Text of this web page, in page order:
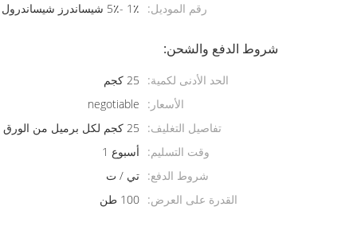
رقم الموديل:
1٪ -5٪ شيساندرز شيساندرول أ شيساندرول ب
شروط الدفع والشحن:
الحد الأدنى لكمية:
25 كجم
الأسعار:
negotiable
تفاصيل التغليف:
25 كجم لكل برميل من الورق
وقت التسليم:
أسبوع 1
شروط الدفع: تي / ت
القدرة على العرض: 100 طن